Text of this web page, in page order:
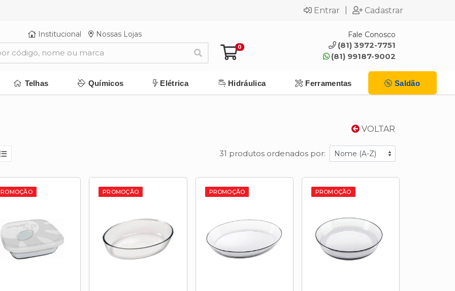
Entrar Cadastrar
Institucional Nossas Lojas
0
Fale Conosco
(81) 3972-7751
(81) 99187-9002
Telhas Químicos Elétrica Hidráulica Ferramentas Saldão
VOLTAR
31 produtos ordenados por:
PROMOÇÃO PROMOÇÃO PROMOÇÃO